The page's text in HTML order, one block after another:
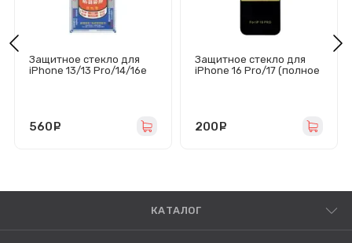
Защитное стекло для
iPhone 13/13 Pro/14/16e
560
Защитное стекло для
iPhone 16 Pro/17 (полное
200
КАТАЛОГ